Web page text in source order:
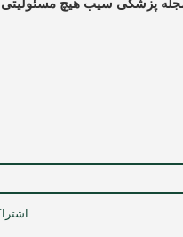
مجله پزشکی سیب هیچ مسئولیتی